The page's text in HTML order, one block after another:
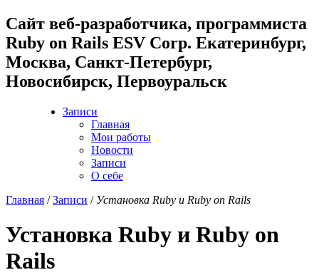
Cайт веб-разработчика, программиста
Ruby on Rails ESV Corp. Екатеринбург,
Москва, Санкт-Петербург,
Новосибирск, Первоуральск
Записи
Главная
Мои работы
Новости
Записи
О себе
Главная /Записи / Установка Ruby и Ruby on Rails
Установка Ruby и Ruby on
Rails